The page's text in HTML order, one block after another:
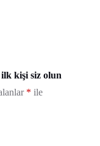
kişi siz olun
* ile